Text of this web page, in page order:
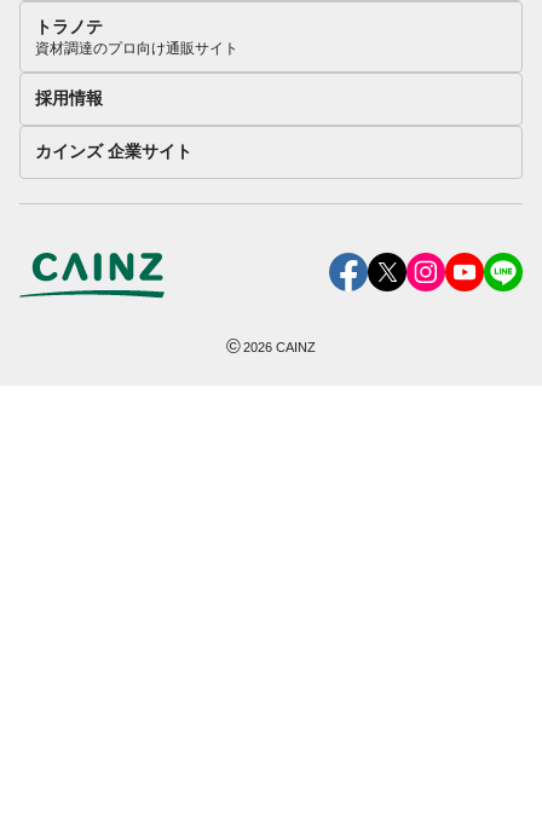
トラノテ
資材調達のプロ向け通販サイト
採用情報
カインズ 企業サイト
©2026 CAINZ